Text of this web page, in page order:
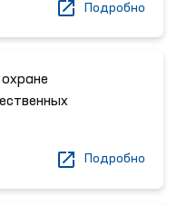
Подробно
Подробно